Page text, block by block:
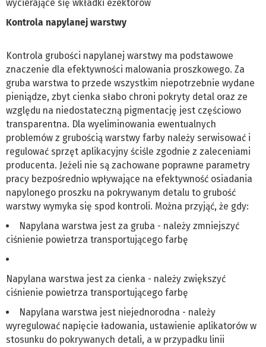
wycierające się wkładki eżektorów
Kontrola napylanej warstwy
Kontrola grubości napylanej warstwy ma podstawowe
znaczenie dla efektywności malowania proszkowego. Za
gruba warstwa to przede wszystkim niepotrzebnie wydane
pieniądze, zbyt cienka słabo chroni pokryty detal oraz ze
względu na niedostateczną pigmentację jest częściowo
transparentna. Dla wyeliminowania ewentualnych
problemów z grubością warstwy farby należy serwisować i
regulować sprzęt aplikacyjny ściśle zgodnie z zaleceniami
producenta. Jeżeli nie są zachowane poprawne parametry
pracy bezpośrednio wpływające na efektywność osiadania
napylonego proszku na pokrywanym detalu to grubość
warstwy wymyka się spod kontroli. Można przyjąć, że gdy:
Napylana warstwa jest za gruba - należy zmniejszyć
ciśnienie powietrza transportującego farbę
Napylana warstwa jest za cienka - należy zwiększyć
ciśnienie powietrza transportującego farbę
Napylana warstwa jest niejednorodna - należy
wyregulować napięcie ładowania, ustawienie aplikatorów w
stosunku do pokrywanych detali, a w przypadku linii